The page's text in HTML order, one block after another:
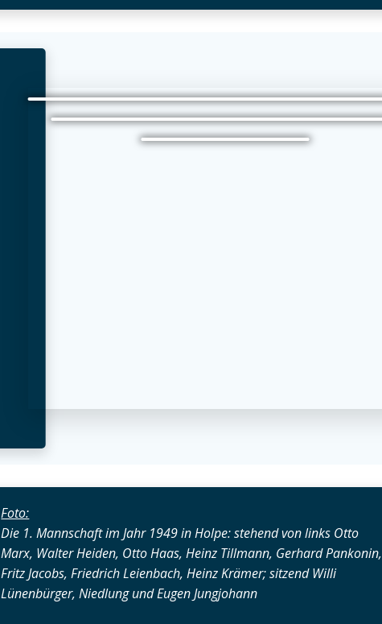
Foto:
Die 1. Mannschaft im Jahr 1949 in Holpe: stehend von links Otto
Marx, Walter Heiden, Otto Haas, Heinz Tillmann, Gerhard Pankonin,
Fritz Jacobs, Friedrich Leienbach, Heinz Krämer; sitzend Willi
Lünenbürger, Niedlung und Eugen Jungjohann